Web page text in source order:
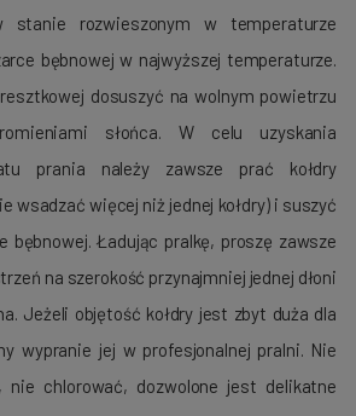
stanie rozwieszonym w temperaturze
bębnowej w najwyższej temperaturze.
dosuszyć na wolnym powietrzu
słońca. W celu uzyskania
prania należy zawsze prać kołdry
wsadzać więcej niż jednej kołdry) i suszyć
bębnowej. Ładując pralkę, proszę zawsze
na szerokość przynajmniej jednej dłoni
Jeżeli objętość kołdry jest zbyt duża dla
wypranie jej w profesjonalnej pralni. Nie
nie chlorować, dozwolone jest delikatne